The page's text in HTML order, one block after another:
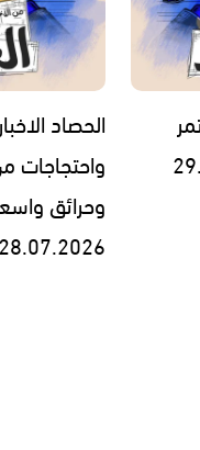
الحصاد
واحتجاجات
وحرائق
28.07.2026